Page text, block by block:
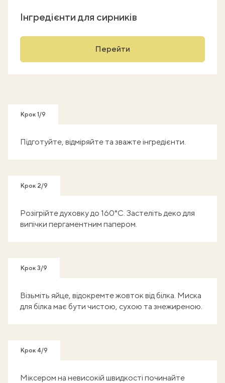
Інгредієнти для сирників
Перейти
Крок 1/9
Підготуйте, відміряйте та зважте інгредієнти.
Крок 2/9
Розігрійте духовку до 160°С. Застеліть деко для
випічки пергаментним папером.
Крок 3/9
Візьміть яйце, відокремте жовток від білка. Миска
для білка має бути чистою, сухою та знежиреною.
Крок 4/9
Міксером на невисокій швидкості починайте